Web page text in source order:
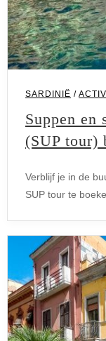
SARDINIË /
Suppen en
(SUP tour)
Verblijf je in de
SUP tour te